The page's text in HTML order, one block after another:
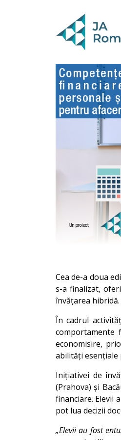
Cea de-a doua
s-a finalizat,
învățarea hibridă.
În cadrul
comportamente
economisire,
abilități esențiale
Inițiativei de
(Prahova) și
financiare. Elevii
pot lua decizii
„Elevii au fost